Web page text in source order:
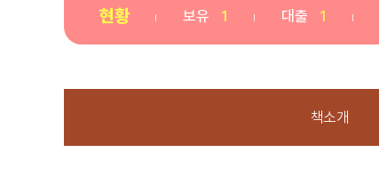
현황 보유 1 대출 1
책소개